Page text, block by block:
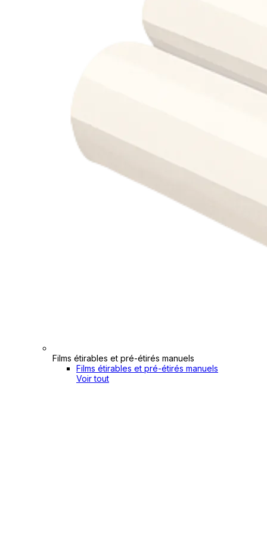
Films étirables et pré-étirés manuels
Films étirables et pré-étirés manuels
Voir tout